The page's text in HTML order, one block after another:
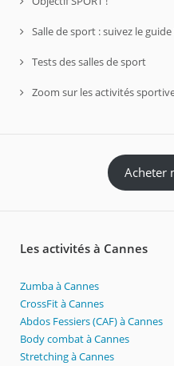
Salle de sport : suivez le guide
Tests des salles de sport
Zoom sur les activités
Acheter
Les activités à Cannes
Zumba à Cannes
CrossFit à Cannes
Abdos Fessiers (CAF) à Cannes
Body combat à Cannes
Stretching à Cannes